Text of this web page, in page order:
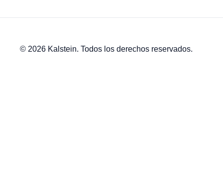
© 2026 Kalstein. Todos los derechos reservados.